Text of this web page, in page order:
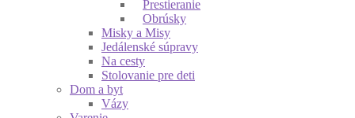
Prestieranie
Obrúsky
Misky a Misy
Jedálenské súpravy
Na cesty
Stolovanie pre deti
Dom a byt
Vázy